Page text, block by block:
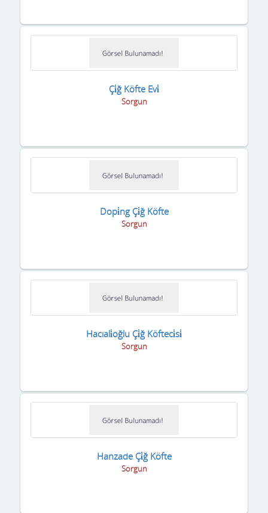
Çi̇ğ Köfte Evi̇
Sorgun
Dopi̇ng Çi̇ğ Köfte
Sorgun
Hacıali̇oğlu Çi̇ğ Köfteci̇si̇
Sorgun
Hanzade Çi̇ğ Köfte
Sorgun